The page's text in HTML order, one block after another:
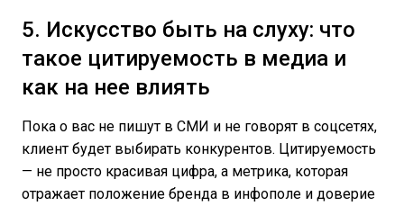
5. Искусство быть на слуху: что
такое цитируемость в медиа и
как на нее влиять
Пока о вас не пишут в СМИ и не говорят в соцсетях,
клиент будет выбирать конкурентов. Цитируемость
— не просто красивая цифра, а метрика, которая
отражает положение бренда в инфополе и доверие